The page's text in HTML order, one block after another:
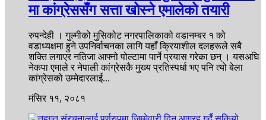
मा कांग्रेससँग सत्ता खोस्ने एमालेको तयारी
रुपन्देही । गुल्मीको मुसिकोट नगरपालिकाको वडानम्बर १ को
वडाध्यक्षमा हुने उपनिर्वाचनका लागि यहाँ क्रियाशील दलहरूले सबै
शक्ति लगाएर नतिजा आफ्नो पोल्टामा पार्ने प्रयास गरेका छन् । यसअघि
नेकपा एमाले र नेपाली कांग्रेसकै मुख्य प्रतिस्पर्धा भए पनि त्यो बेला
कांग्रेसको उम्मेदारलाई...
मंसिर ११, २०८१